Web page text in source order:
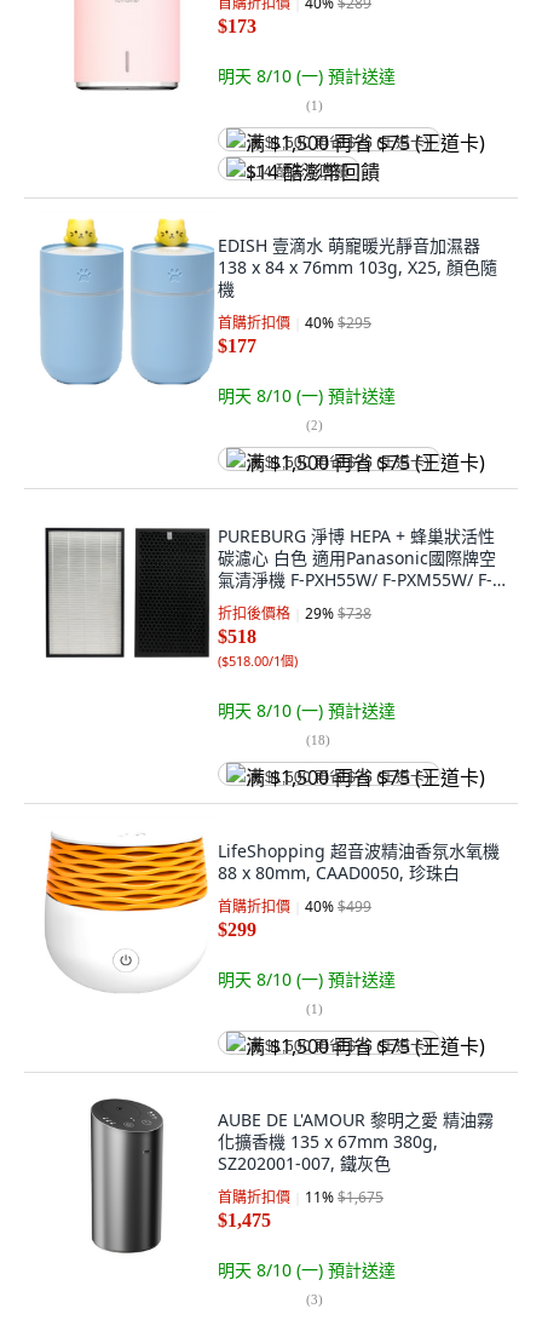
$173
明天 8/10 (一) 預計送達
(1)
满 $1,500 再省 $75 (王道卡)
$14 酷澎幣回饋
EDISH 壹滴水 萌寵暖光靜音加濕器
138 x 84 x 76mm 103g, X25, 顏色隨
機
首購折扣價 40%$295
$177
明天 8/10 (一) 預計送達
(2)
满 $1,500 再省 $75 (王道卡)
PUREBURG 淨博 HEPA + 蜂巢狀活性
碳濾心 白色 適用Panasonic國際牌空
氣清淨機 F-PXH55W/ F-PXM55W/ F-
VC55XM, P55-01, 1組
折扣後價格 29%$738
$518
($518.00/1個)
明天 8/10 (一) 預計送達
(18)
满 $1,500 再省 $75 (王道卡)
LifeShopping 超音波精油香氛水氧機
88 x 80mm, CAAD0050, 珍珠白
首購折扣價 40%$499
$299
明天 8/10 (一) 預計送達
(1)
满 $1,500 再省 $75 (王道卡)
AUBE DE L'AMOUR 黎明之愛 精油霧
化擴香機 135 x 67mm 380g,
SZ202001-007, 鐵灰色
首購折扣價 11%$1,675
$1,475
明天 8/10 (一) 預計送達
(3)